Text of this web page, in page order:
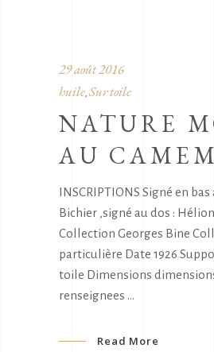
29 août 2016
huile Sur toile
NATURE
AU
INSCRIPTIONS Signé en bas
Bichier ,signé au dos :
Collection Georges Bine
particulière Date 1926
toile Dimensions
renseignees
Read More